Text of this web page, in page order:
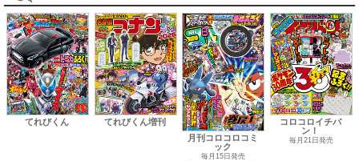
てれびくん てれびくん増刊
月刊コロコロコミ
ック
毎月15日発売
コロコロイチバ
ン！
毎月21日発売